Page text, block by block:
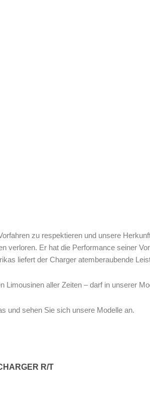
zu respektieren und unsere
verloren. Er hat die Performance seiner
liefert der Charger atemberaubende
aller Zeiten – darf in unserer
und sehen Sie sich unsere Modelle an.
R/T